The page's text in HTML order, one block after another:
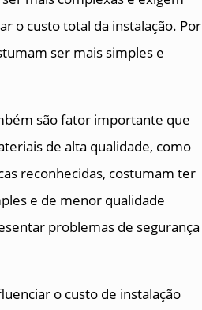
o custo total da instalação. Por
ser mais simples e
são fator importante que
de alta qualidade, como
reconhecidas, costumam ter
e de menor qualidade
problemas de segurança
o custo de instalação